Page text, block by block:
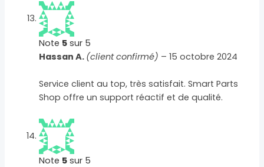
Note 5 sur 5
Hassan A. (client confirmé) – 15 octobre 2024
Service client au top, très satisfait. Smart Parts
Shop offre un support réactif et de qualité.
Note 5 sur 5